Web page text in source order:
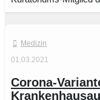
Medizin
01.03.2021
Corona-